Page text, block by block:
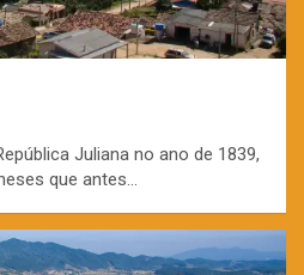
Juliana no ano de 1839,
que antes…